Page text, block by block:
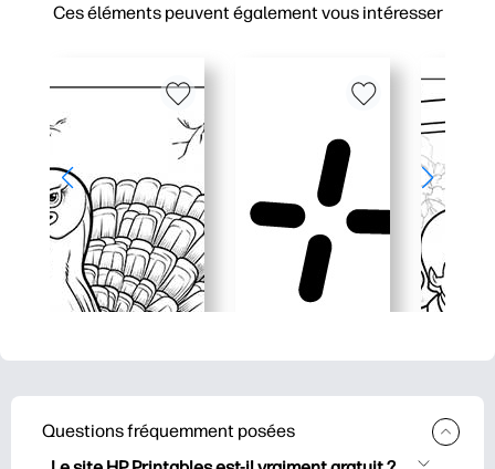
Ces éléments peuvent également vous intéresser
Questions fréquemment posées